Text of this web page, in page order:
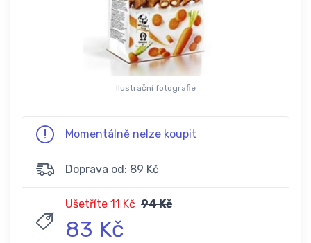
Ilustrační fotografie
Momentálně nelze koupit
Doprava od: 89 Kč
Ušetříte 11 Kč 94 Kč
83 Kč